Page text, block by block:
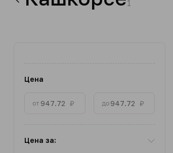
1
Цена
от ₽ до ₽
Цена за: